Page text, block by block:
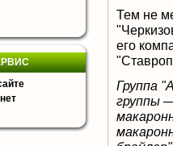
Тем не
его
Группа
группы